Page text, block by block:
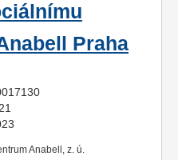
Praha
Anabell, z. ú.